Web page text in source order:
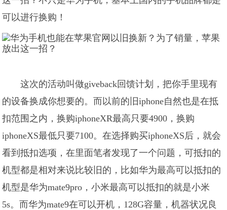
可以进行换购！
这次的活动叫做giveback回馈计划，把你手里现有
的设备换成你想要的。而以前的旧iphone自然也是在抵
扣范围之内，换购iphoneXR最高只要4900，换购
iphoneXS最低只要7100。在选择购买iphoneXS后，就会
看到抵扣选项，在里面笔者发现了一个问题，可抵扣的
机型都是相对来说比较旧的，比如华为最高可以抵扣的
机型是华为mate9pro，小米最高可以抵扣的就是小米
5s。而华为mate9在可以开机，128G容量，机器状况良